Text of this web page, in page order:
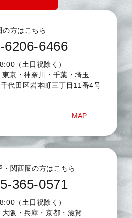
の方はこちら
6206-6466
（土日祝除く）
東京・神奈川・千葉・埼玉
代田区岩本町三丁目11番4号
MAP
・関西圏の方はこちら
365-0571
（土日祝除く）
大阪・兵庫・京都・滋賀